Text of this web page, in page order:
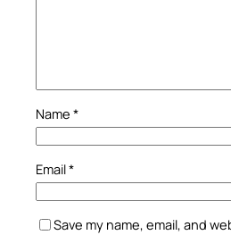
Name *
Email*
Save my name, email, and